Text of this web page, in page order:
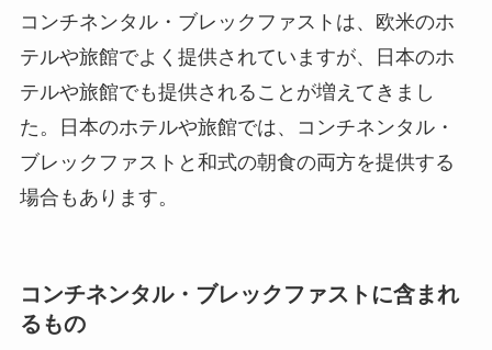
コンチネンタル・ブレックファストは、欧米のホ
テルや旅館でよく提供されていますが、日本のホ
テルや旅館でも提供されることが増えてきまし
た。日本のホテルや旅館では、コンチネンタル・
ブレックファストと和式の朝食の両方を提供する
場合もあります。
コンチネンタル・ブレックファストに含まれ
るもの